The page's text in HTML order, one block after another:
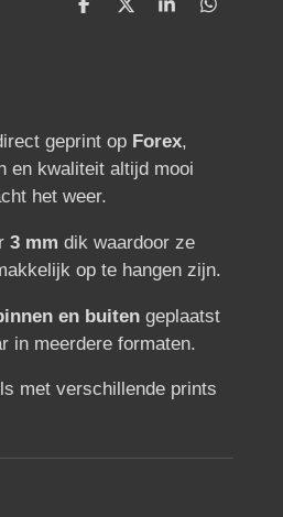
D
D
S
D
geprint op Forex,
en kwaliteit altijd mooi
het weer.
3 mm dik waardoor ze
op te hangen zijn.
en buitengeplaatst
in meerdere formaten.
met verschillende prints